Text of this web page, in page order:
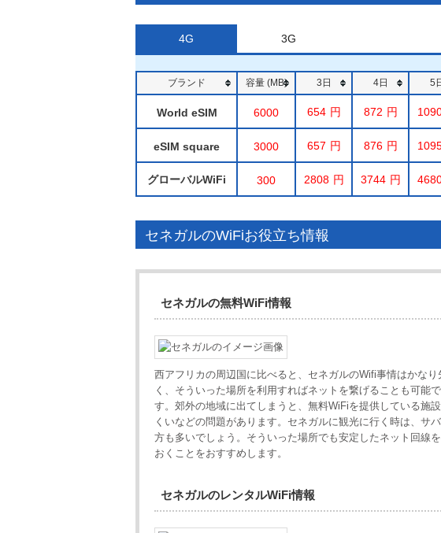
4G 3G
ブランド 容量 (MB) 3日 4日 5
World eSIM 6000 654 872
eSIM square 3000 657 876
グローバルWiFi 300 2808 3744
セネガルのWiFiお役立ち情報
セネガルの無料WiFi情報
西アフリカの周辺国に比べると、セネガルのWifi事情はかな
く、そういった場所を利用すればネットを繋げることも可能
す。郊外の地域に出てしまうと、無料WiFiを提供している施
くいなどの問題があります。セネガルに観光に行く時は、サ
方も多いでしょう。そういった場所でも安定したネット回線
おくことをおすすめします。
セネガルのレンタルWiFi情報